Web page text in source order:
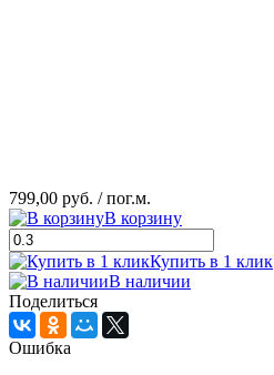
799,00 руб. / пог.м.
В корзину
Купить в 1 клик
В наличии
Поделиться
Ошибка